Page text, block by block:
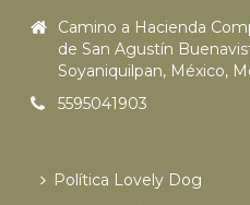
Camino a Hacienda
de San Agustín
Soyaniquilpan, México,
5595041903
Política Lovely Dog